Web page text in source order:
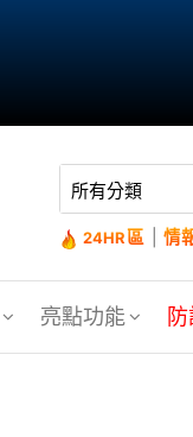
24HR區 情
亮點功能